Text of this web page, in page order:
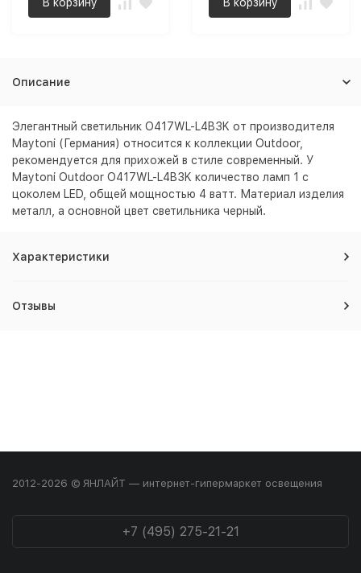
Описание
Элегантный светильник O417WL-L4B3K от производителя
Maytoni (Германия) относится к коллекции Outdoor,
рекомендуется для прихожей в стиле современный. У
Maytoni Outdoor O417WL-L4B3K количество ламп 1 с
цоколем LED, общей мощностью 4 ватт. Материал изделия
металл, а основной цвет светильника черный.
Характеристики
Отзывы
2012-2026 © ЯНЛАЙТ — интернет-гипермаркет освещения
+7 (495) 275-21-21